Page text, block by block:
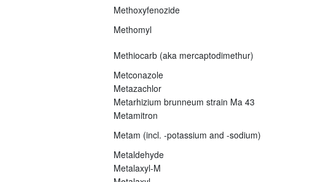
Methoxyfenozide
Methomyl
Methiocarb (aka mercaptodimethur)
Metconazole
Metazachlor
Metarhizium brunneum strain Ma 43
Metamitron
Metam (incl. -potassium and -sodium)
Metaldehyde
Metalaxyl-M